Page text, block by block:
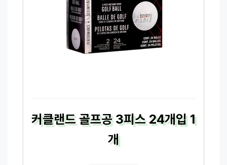
커클랜드 골프공 3피스 24개입 1
개